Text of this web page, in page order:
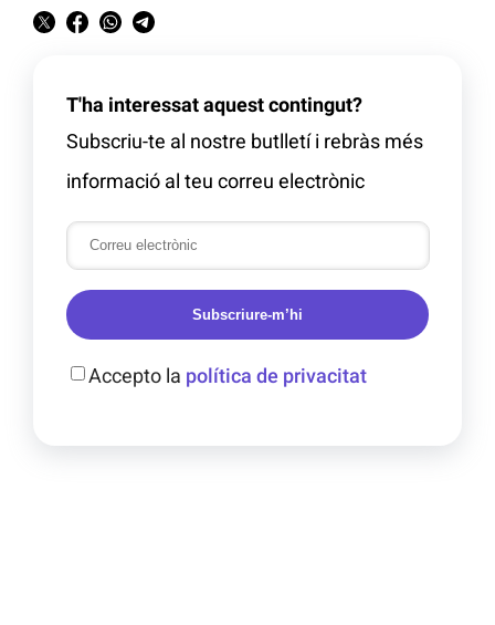
T'ha interessat aquest contingut?
Subscriu-te al nostre butlletí i rebràs més
informació al teu correu electrònic
Subscriure-m’hi
Accepto la política de privacitat